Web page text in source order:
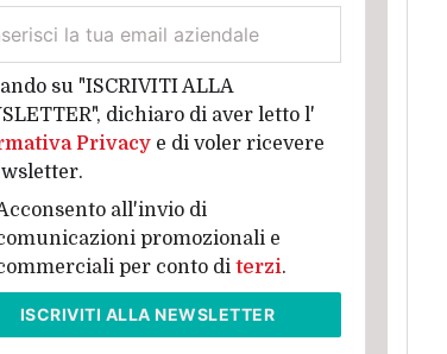
su "ISCRIVITI ALLA
dichiaro di aver letto l'
Privacy e di voler ricevere
all'invio di
promozionali e
per conto di terzi.
ISCRIVITI ALLA NEWSLETTER